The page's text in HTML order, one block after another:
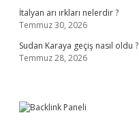
İtalyan arı ırkları nelerdir ?
Temmuz 30, 2026
Sudan Karaya geçiş nasıl oldu ?
Temmuz 28, 2026